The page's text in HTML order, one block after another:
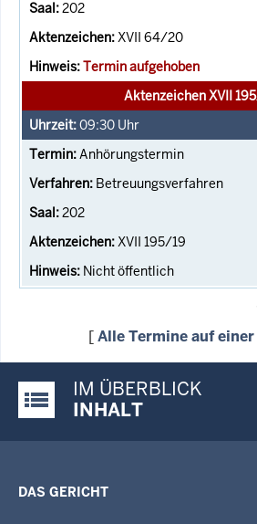
202
XVII 64/20
Termin aufgehoben
Aktenzeichen XVII
09:30 Uhr
Anhörungstermin
Betreuungsverfahren
202
XVII 195/19
Nicht öffentlich
[Alle Termine auf
Justiz-Portal im Überblick:
IM ÜBERBLICK
INHALT
DAS GERICHT